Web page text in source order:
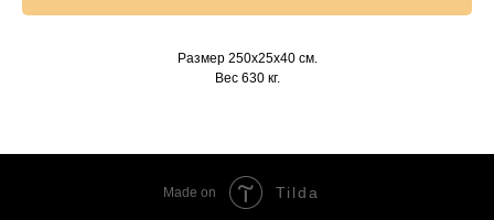
Размер 250х25х40 см.
Вес 630 кг.
Made on Tilda